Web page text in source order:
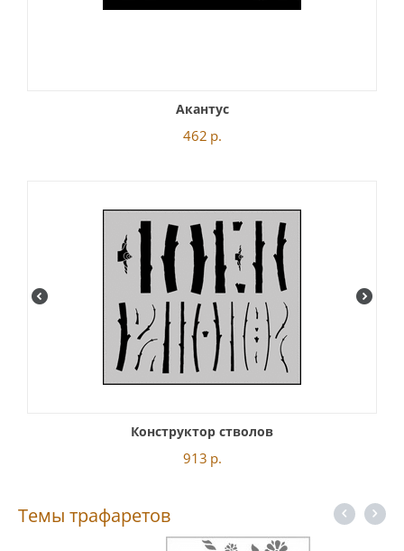
Акантус
462 р.
Конструктор стволов
913 р.
Темы трафаретов